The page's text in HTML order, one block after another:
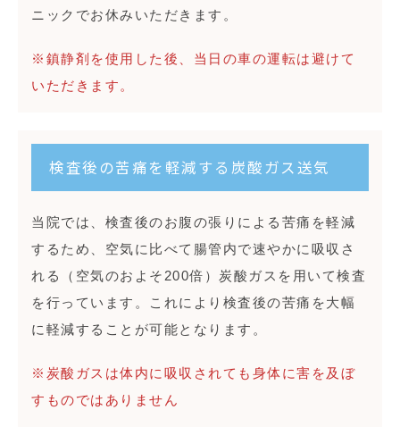
ニックでお休みいただきます。
※鎮静剤を使用した後、当日の車の運転は避けて
いただきます。
検査後の苦痛を軽減する炭酸ガス送気
当院では、検査後のお腹の張りによる苦痛を軽減
するため、空気に比べて腸管内で速やかに吸収さ
れる（空気のおよそ200倍）炭酸ガスを用いて検査
を行っています。これにより検査後の苦痛を大幅
に軽減することが可能となります。
※炭酸ガスは体内に吸収されても身体に害を及ぼ
すものではありません